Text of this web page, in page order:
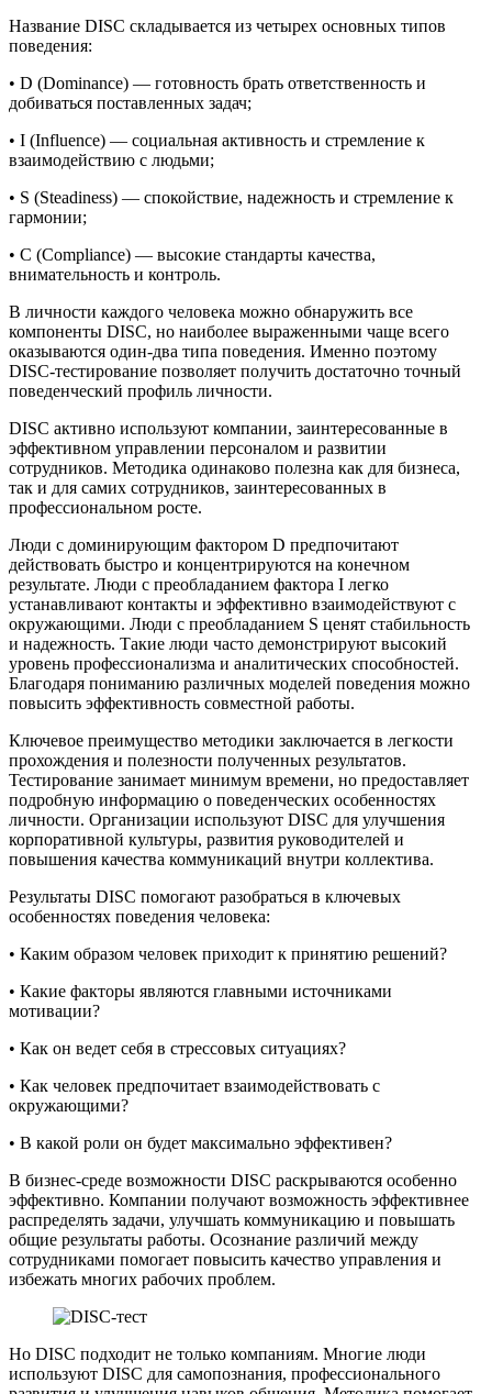
Название DISC складывается из четырех основных типов
поведения:
• D (Dominance) — готовность брать ответственность и
добиваться поставленных задач;
• I (Influence) — социальная активность и стремление к
взаимодействию с людьми;
• S (Steadiness) — спокойствие, надежность и стремление к
гармонии;
• C (Compliance) — высокие стандарты качества,
внимательность и контроль.
В личности каждого человека можно обнаружить все
компоненты DISC, но наиболее выраженными чаще всего
оказываются один-два типа поведения. Именно поэтому
DISC-тестирование позволяет получить достаточно точный
поведенческий профиль личности.
DISC активно используют компании, заинтересованные в
эффективном управлении персоналом и развитии
сотрудников. Методика одинаково полезна как для бизнеса,
так и для самих сотрудников, заинтересованных в
профессиональном росте.
Люди с доминирующим фактором D предпочитают
действовать быстро и концентрируются на конечном
результате. Люди с преобладанием фактора I легко
устанавливают контакты и эффективно взаимодействуют с
окружающими. Люди с преобладанием S ценят стабильность
и надежность. Такие люди часто демонстрируют высокий
уровень профессионализма и аналитических способностей.
Благодаря пониманию различных моделей поведения можно
повысить эффективность совместной работы.
Ключевое преимущество методики заключается в легкости
прохождения и полезности полученных результатов.
Тестирование занимает минимум времени, но предоставляет
подробную информацию о поведенческих особенностях
личности. Организации используют DISC для улучшения
корпоративной культуры, развития руководителей и
повышения качества коммуникаций внутри коллектива.
Результаты DISC помогают разобраться в ключевых
особенностях поведения человека:
• Каким образом человек приходит к принятию решений?
• Какие факторы являются главными источниками
мотивации?
• Как он ведет себя в стрессовых ситуациях?
• Как человек предпочитает взаимодействовать с
окружающими?
• В какой роли он будет максимально эффективен?
В бизнес-среде возможности DISC раскрываются особенно
эффективно. Компании получают возможность эффективнее
распределять задачи, улучшать коммуникацию и повышать
общие результаты работы. Осознание различий между
сотрудниками помогает повысить качество управления и
избежать многих рабочих проблем.
Но DISC подходит не только компаниям. Многие люди
используют DISC для самопознания, профессионального